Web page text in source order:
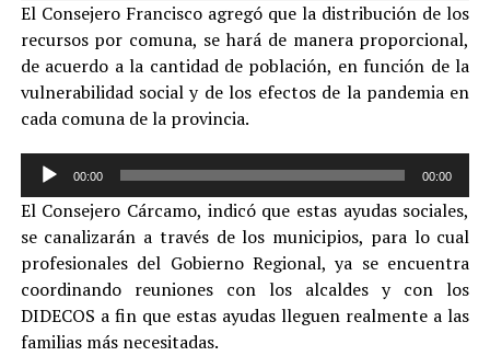
audio
El Consejero Francisco agregó que la distribución de los
recursos por comuna, se hará de manera proporcional,
de acuerdo a la cantidad de población, en función de la
vulnerabilidad social y de los efectos de la pandemia en
cada comuna de la provincia.
Reproductor
audio
00:00 00:00
El Consejero Cárcamo, indicó que estas ayudas sociales,
se canalizarán a través de los municipios, para lo cual
profesionales del Gobierno Regional, ya se encuentra
coordinando reuniones con los alcaldes y con los
DIDECOS a fin que estas ayudas lleguen realmente a las
familias más necesitadas.